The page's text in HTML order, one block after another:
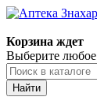
Корзина ждет
Выберите
Найти